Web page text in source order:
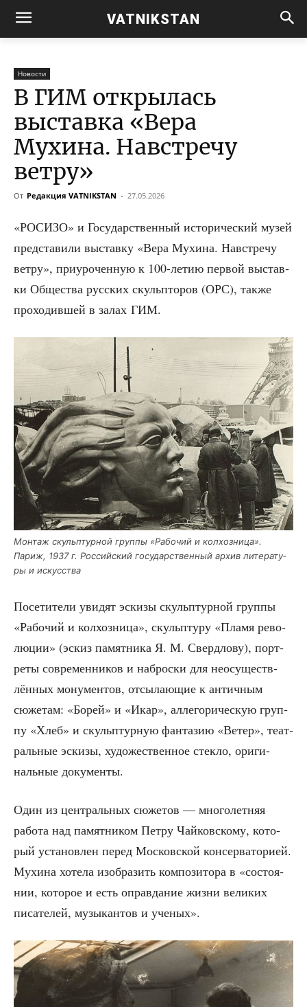
VATNIKSTAN
Новости
В ГИМ открылась
выставка «Вера
Мухина. Навстречу
ветру»
От Редакция VATNIKSTAN - 27.05.2026
«РОСИЗО» и Госу­дар­ствен­ный исто­ри­че­ский музей
пред­ста­ви­ли выстав­ку «Вера Мухи­на. Навстре­чу
вет­ру», при­уро­чен­ную к 100-летию пер­вой выстав­
ки Обще­ства рус­ских скуль­пто­ров (ОРС), так­же
про­хо­див­шей в залах ГИМ.
Мон­таж скульп­тур­ной груп­пы «Рабо­чий и кол­хоз­ни­ца».
Париж, 1937 г. Рос­сий­ский госу­дар­ствен­ный архив лите­ра­ту­
ры и искусства
Посе­ти­те­ли уви­дят эски­зы скульп­тур­ной груп­пы
«Рабо­чий и кол­хоз­ни­ца», скульп­ту­ру «Пла­мя рево­
лю­ции» (эскиз памят­ни­ка Я. М. Сверд­ло­ву), порт­
ре­ты совре­мен­ни­ков и наброс­ки для неосу­ществ­
лён­ных мону­мен­тов, отсы­ла­ю­щие к антич­ным
сюже­там: «Борей» и «Икар», алле­го­ри­че­скую груп­
пу «Хлеб» и скульп­тур­ную фан­та­зию «Ветер», теат­
раль­ные эски­зы, худо­же­ствен­ное стек­ло, ори­ги­
наль­ные документы.
Один из цен­траль­ных сюже­тов — мно­го­лет­няя
рабо­та над памят­ни­ком Пет­ру Чай­ков­ско­му, кото­
рый уста­нов­лен перед Мос­ков­ской кон­сер­ва­то­ри­ей.
Мухи­на хоте­ла изоб­ра­зить ком­по­зи­то­ра в «состо­я­
нии, кото­рое и есть оправ­да­ние жиз­ни вели­ких
писа­те­лей, музы­кан­тов и ученых».